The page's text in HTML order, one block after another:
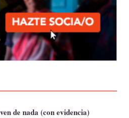
de nada (con evidencia)